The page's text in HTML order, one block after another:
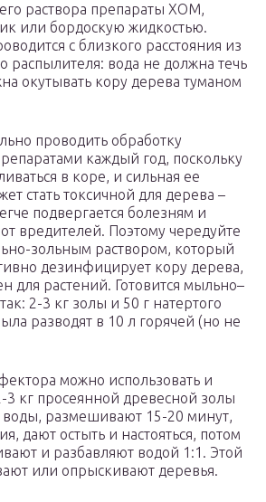
раствора препараты ХОМ,
или бордоскую жидкостью.
с близкого расстояния из
распылителя: вода не должна течь
окутывать кору дерева туманом
проводить обработку
каждый год, поскольку
в коре, и сильная ее
стать токсичной для дерева –
подвергается болезням и
вредителей. Поэтому чередуйте
зольным раствором, который
дезинфицирует кору дерева,
для растений. Готовится мыльно–
2-3 кг золы и 50 г натертого
разводят в 10 л горячей (но не
можно использовать и
кг просеянной древесной золы
размешивают 15-20 минут,
дают остыть и настояться, потом
и разбавляют водой 1:1. Этой
или опрыскивают деревья.